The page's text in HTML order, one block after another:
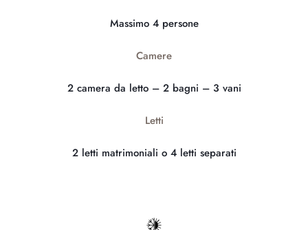
Massimo 4 persone
Camere
2 camera da letto – 2 bagni – 3 vani
Letti
2 letti matrimoniali o 4 letti separati